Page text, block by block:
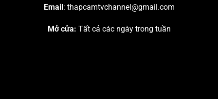
Email: thapcamtvchannel@gmail.com
Mở cửa: Tất cả các ngày trong tuần